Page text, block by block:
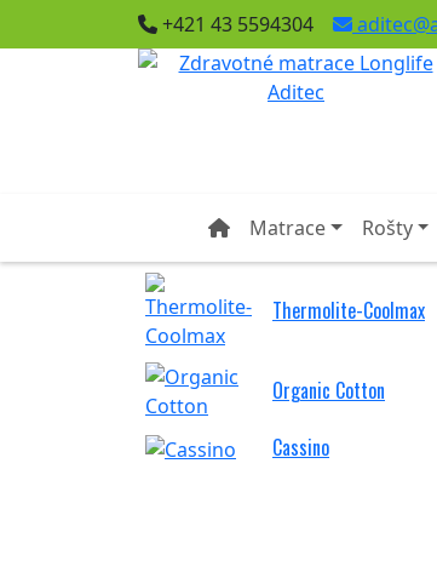
+421 43 5594304
Matrace Rošty
Thermolite-Coolmax
Organic Cotton
Cassino